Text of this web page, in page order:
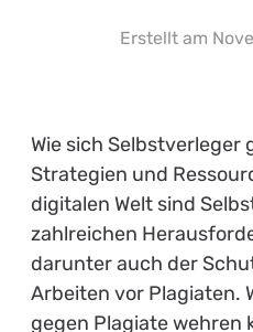
Erstellt am
Wie sich Selbstverleger
Strategien und
digitalen Welt sind
zahlreichen
darunter auch der
Arbeiten vor Plagiaten.
gegen Plagiate wehren